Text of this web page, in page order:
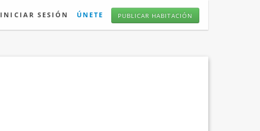
INICIAR SESIÓN ÚNETE PUBLICAR HABITACIÓN